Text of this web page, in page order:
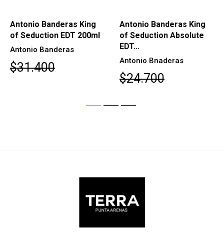
Antonio Banderas King
of Seduction EDT 200ml
Antonio Banderas
$31.400
Antonio Banderas King
of Seduction Absolute
EDT...
Antonio Bnaderas
$24.700